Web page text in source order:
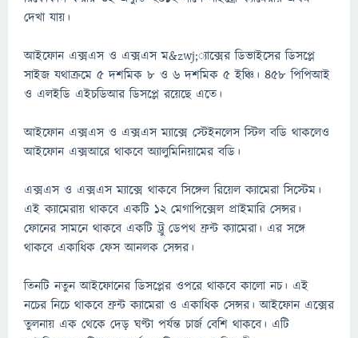
দেখা যায়।
আইফোন এক্সএস ও এক্সএস ম&zwj;্যাক্সের ডিভাইসের ডিসপ্লে
সাইজ যথাক্রমে ৫ দশমিক ৮ ও ৬ দশমিক ৫ ইঞ্চি। ৪৫৮ পিপিআই
ও এলইডি এইচডিআর ডিসপ্লে রয়েছে এতে।
আইফোন এক্সএস ও এক্সএস ম্যাক্সে স্টেইনলেস স্টিল বডি থাকলেও
আইফোন এক্সআরে থাকবে অ্যালুমিনিয়ামের বডি।
এক্সএস ও এক্সএস ম্যাক্সে থাকবে সিঙ্গেল রিয়েল ক্যামেরা সিস্টেম।
এই ক্যামেরায় থাকবে একটি ১২ মেগাপিক্সেল প্রাইমারি সেন্সর।
ফোনের সামনে থাকবে একটি ট্রু ডেপথ ফ্রন্ট ক্যামেরা। এর সঙ্গে
থাকবে একাধিক ফেস আনলক সেন্সর।
তিনটি নতুন আইফোনের ডিসপ্লের ওপরে থাকবে কালো নচ। এই
নচের নিচে থাকবে ফ্রন্ট ক্যামেরা ও একাধিক সেন্সর। আইফোন এক্সের
তুলনায় এক থেকে দেড় ঘণ্টা পর্যন্ত চার্জ বেশি থাকবে। এটি